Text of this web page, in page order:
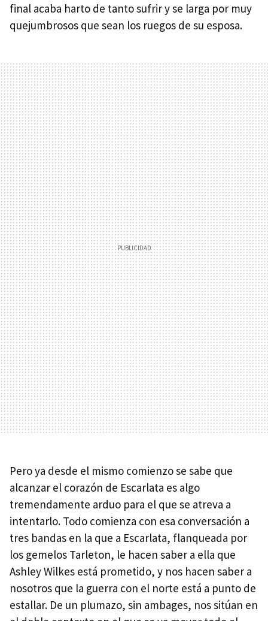
final acaba harto de tanto sufrir y se larga por muy
quejumbrosos que sean los ruegos de su esposa.
Pero ya desde el mismo comienzo se sabe que
alcanzar el corazón de Escarlata es algo
tremendamente arduo para el que se atreva a
intentarlo. Todo comienza con esa conversación a
tres bandas en la que a Escarlata, flanqueada por
los gemelos Tarleton, le hacen saber a ella que
Ashley Wilkes está prometido, y nos hacen saber a
nosotros que la guerra con el norte está a punto de
estallar. De un plumazo, sin ambages, nos sitúan en